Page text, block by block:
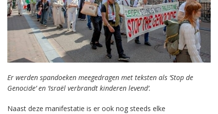
Er werden spandoeken meegedragen met teksten als ‘Stop de
Genocide’ en ‘Israël verbrandt kinderen levend’.
Naast deze manifestatie is er ook nog steeds elke